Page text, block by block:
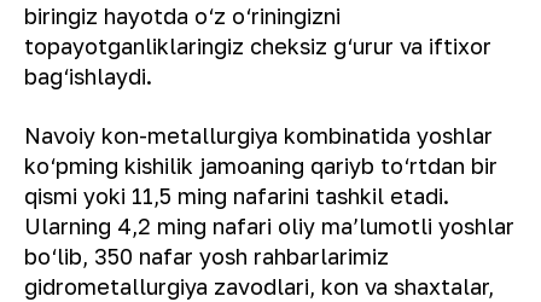
biringiz hayotda o‘z o‘riningizni
topayotganliklaringiz cheksiz g‘urur va iftixor
bag‘ishlaydi.
Navoiy kon-metallurgiya kombinatida yoshlar
ko‘pming kishilik jamoaning qariyb to‘rtdan bir
qismi yoki 11,5 ming nafarini tashkil etadi.
Ularning 4,2 ming nafari oliy maʼlumotli yoshlar
bo‘lib, 350 nafar yosh rahbarlarimiz
gidrometallurgiya zavodlari, kon va shaxtalar,